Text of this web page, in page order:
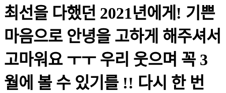
최선을 다했던 2021년에게! 기쁜
마음으로 안녕을 고하게 해주셔서
고마워요 ㅜㅜ 우리 웃으며 꼭 3
월에 볼 수 있기를 !! 다시 한 번